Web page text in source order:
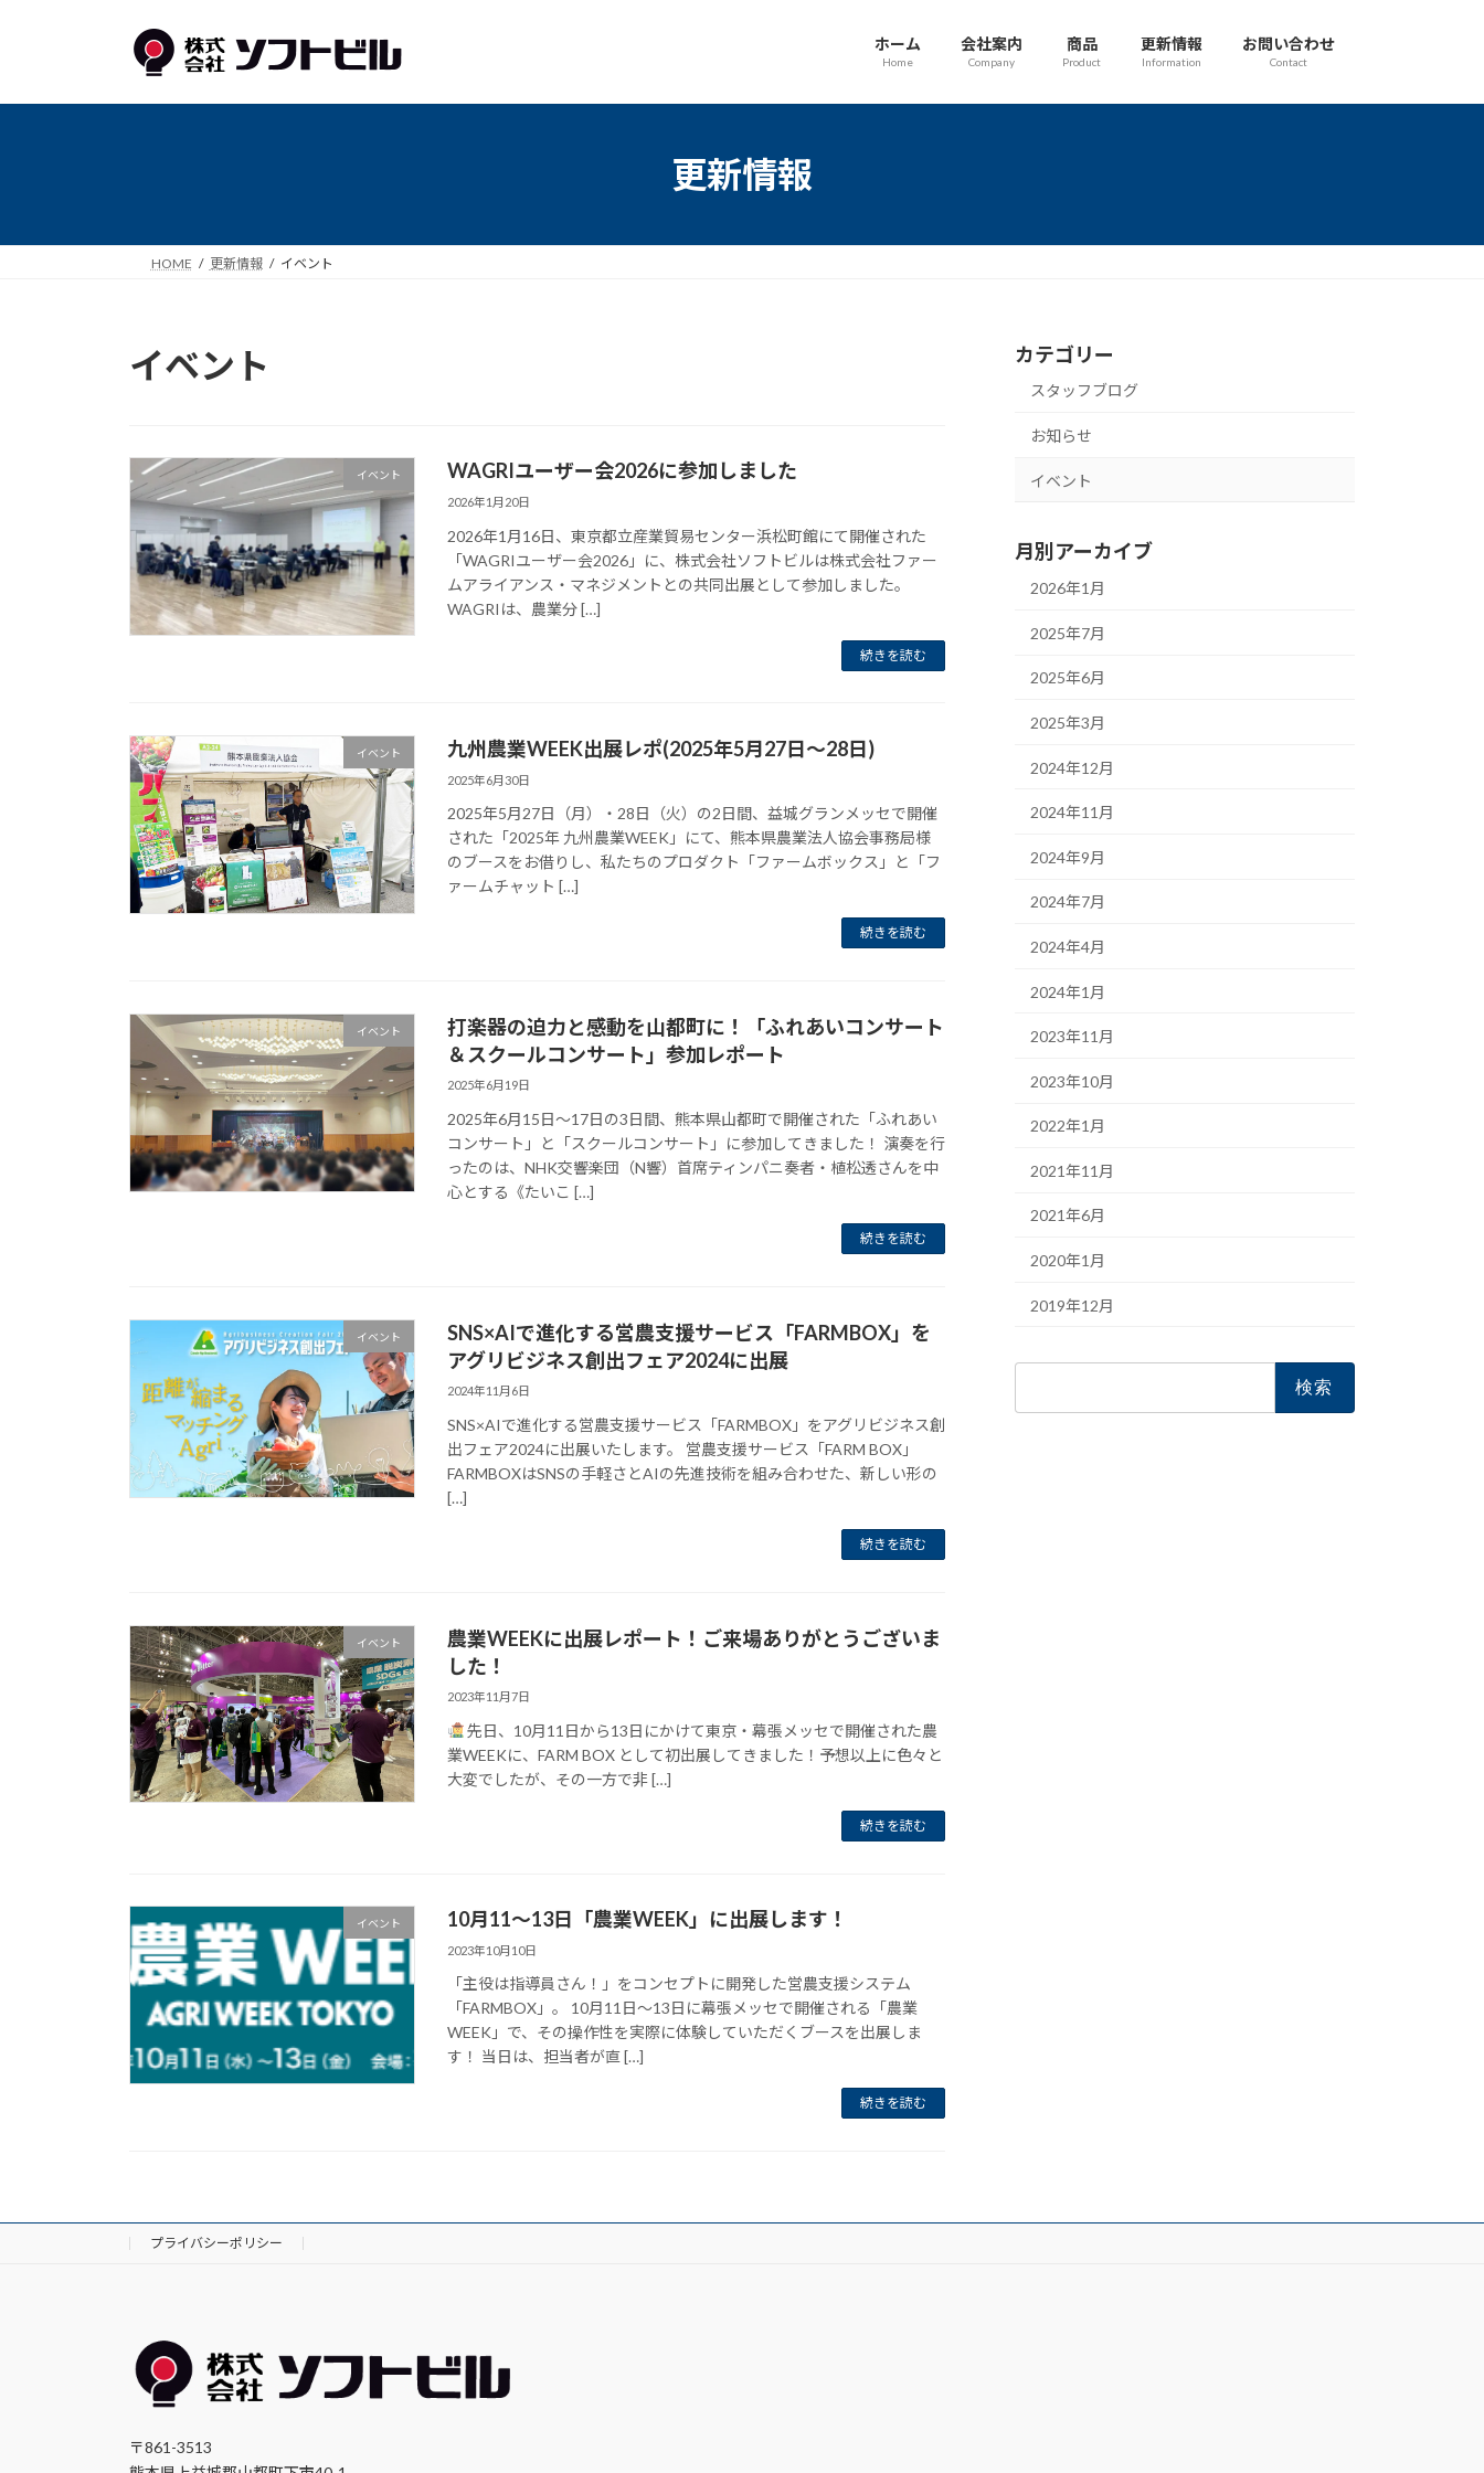
プ
動
ホーム
Home
会社案内
Company
商品
Product
更新情報
Information
お問い合わせ
Contact
更新情報
HOME 更新情報 イベント
イベント
イベント WAGRIユーザー会2026に参加しました
2026年1月20日
2026年1月16日、東京都立産業貿易センター浜松町館にて開催された
「WAGRIユーザー会2026」に、株式会社ソフトビルは株式会社ファー
ムアライアンス・マネジメントとの共同出展として参加しました。
WAGRIは、農業分 […]
続きを読む
イベント 九州農業WEEK出展レポ(2025年5月27日〜28日)
2025年6月30日
2025年5月27日（月）・28日（火）の2日間、益城グランメッセで開催
された「2025年 九州農業WEEK」にて、熊本県農業法人協会事務局様
のブースをお借りし、私たちのプロダクト「ファームボックス」と「フ
ァームチャット […]
続きを読む
イベント
打楽器の迫力と感動を山都町に！「ふれあいコンサート
＆スクールコンサート」参加レポート
2025年6月19日
2025年6月15日〜17日の3日間、熊本県山都町で開催された「ふれあい
コンサート」と「スクールコンサート」に参加してきました！ 演奏を行
ったのは、NHK交響楽団（N響）首席ティンパニ奏者・植松透さんを中
心とする《たいこ […]
続きを読む
イベント
SNS×AIで進化する営農支援サービス「FARMBOX」を
アグリビジネス創出フェア2024に出展
2024年11月6日
SNS×AIで進化する営農支援サービス「FARMBOX」をアグリビジネス創
出フェア2024に出展いたします。 営農支援サービス「FARM BOX」
FARMBOXはSNSの手軽さとAIの先進技術を組み合わせた、新しい形の
[…]
続きを読む
イベント
農業WEEKに出展レポート！ご来場ありがとうございま
した！
2023年11月7日
先日、10月11日から13日にかけて東京・幕張メッセで開催された農
業WEEKに、FARM BOX として初出展してきました！予想以上に色々と
大変でしたが、その一方で非 […]
続きを読む
イベント 10月11～13日「農業WEEK」に出展します！
2023年10月10日
「主役は指導員さん！」をコンセプトに開発した営農支援システム
「FARMBOX」。 10月11日～13日に幕張メッセで開催される「農業
WEEK」で、その操作性を実際に体験していただくブースを出展しま
す！ 当日は、担当者が直 […]
続きを読む
カテゴリー
スタッフブログ
お知らせ
イベント
月別アーカイブ
2026年1月
2025年7月
2025年6月
2025年3月
2024年12月
2024年11月
2024年9月
2024年7月
2024年4月
2024年1月
2023年11月
2023年10月
2022年1月
2021年11月
2021年6月
2020年1月
2019年12月
プライバシーポリシー
〒861-3513